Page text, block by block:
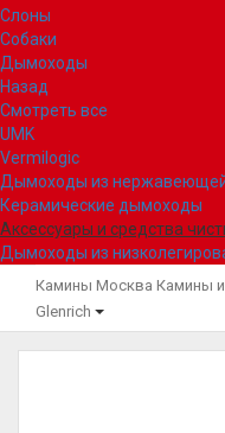
Слоны
Собаки
Дымоходы
Назад
Смотреть все
UMK
Vermilogic
Дымоходы из нержавеющей
Керамические дымоходы
Аксессуары и средства
Дымоходы из
Камины Москва Камины
Glenrich